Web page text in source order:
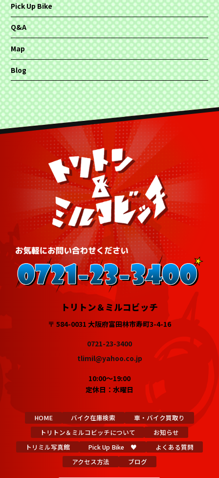
Pick Up Bike
Q&A
Map
Blog
トリトン＆ミルコビッチ
〒 584-0031 大阪府富田林市寿町3-4-16
0721-23-3400
tlimil@yahoo.co.jp
10:00～19:00
定休日：水曜日
HOME バイク在庫検索
車・バイク買取り
トリトン＆ミルコビッチについて
お知らせ
トリミル写真館
Pick Up Bike ♥
よくある質問
アクセス方法
ブログ